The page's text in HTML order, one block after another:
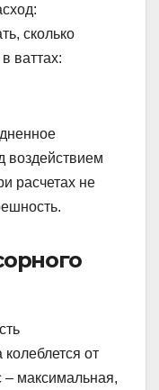
сколько
ваттах:
воздействием
расчетах не
от
– максимальная,